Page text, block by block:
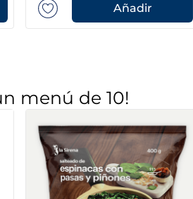
Añadir
menú de 10!